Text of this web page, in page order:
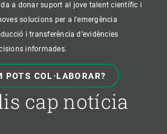
a donar suport al jove talent científic i
solucions per a l'emergència
i transferència d’evidències
informades.
POTS COL·LABORAR?
cap notícia